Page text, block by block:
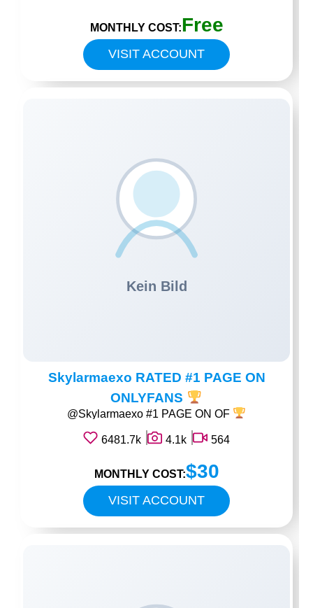
VISIT ACCOUNT
MONTHLY COST:Free
Skylarmaexo RATED #1 PAGE ON
ONLYFANS
@Skylarmaexo #1 PAGE ON OF
6481.7k 4.1k 564
VISIT ACCOUNT
MONTHLY COST:$30